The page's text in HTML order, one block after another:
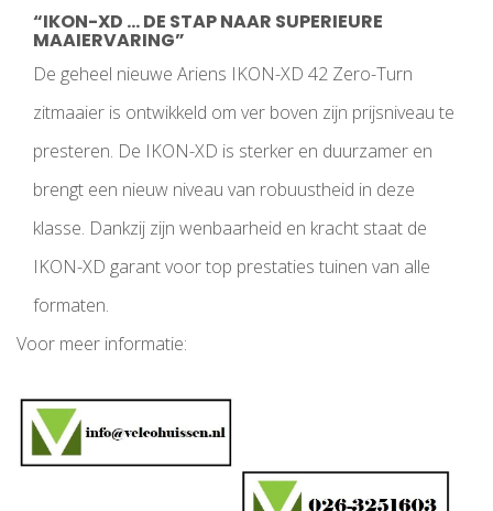
“IKON-XD …DE STAP NAAR SUPERIEURE
MAAIERVARING”
De geheel nieuwe Ariens IKON-XD 42 Zero-Turn
zitmaaier is ontwikkeld om ver boven zijn prijsniveau te
presteren. De IKON-XD is sterker en duurzamer en
brengt een nieuw niveau van robuustheid in deze
klasse. Dankzij zijn wenbaarheid en kracht staat de
IKON-XD garant voor top prestaties tuinen van alle
formaten.
Voor meer informatie: